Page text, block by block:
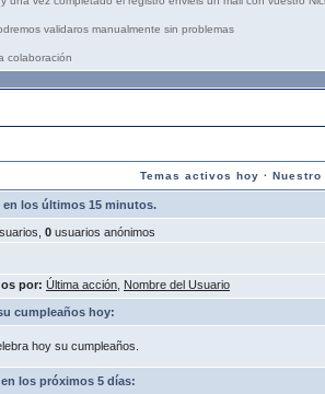
validaros manualmente sin problemas
colaboración
Temas activos hoy · Nuestro
los últimos 15 minutos.
0 usuarios anónimos
por: Última acción Nombre del Usuario
cumpleaños hoy:
hoy su cumpleaños.
los próximos 5 días: